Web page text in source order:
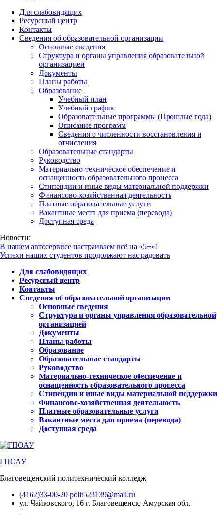
Для слабовидящих
Ресурсный центр
Контакты
Сведения об образовательной организации
Основные сведения
Структура и органы управления образовательной
организацией
Документы
Планы работы
Образование
Учебный план
Учебный график
Образовательные программы (Прошлые года)
Описание программ
Сведения о численности восстановления и
отчисления
Образовательные стандарты
Руководство
Материально-техническое обеспечение и
оснащенность образовательного процесса
Стипендии и иные виды материальной поддержки
Финансово-хозяйственная деятельность
Платные образовательные услуги
Вакантные места для приема (перевода)
Доступная среда
Новости:
В нашем автосервисе настраиваем всё на «5+»!
Успехи наших студентов продолжают нас радовать
Для слабовидящих
Ресурсный центр
Контакты
Сведения об образовательной организации
Основные сведения
Структура и органы управления образовательной
организацией
Документы
Планы работы
Образование
Образовательные стандарты
Руководство
Материально-техническое обеспечение и
оснащенность образовательного процесса
Стипендии и иные виды материальной поддержки
Финансово-хозяйственная деятельность
Платные образовательные услуги
Вакантные места для приема (перевода)
Доступная среда
ГПОАУ
Благовещенский политехнический колледж
(4162)33-00-20 polit523139@mail.ru
ул. Чайковского, 16 г. Благовещенск, Амурская обл.